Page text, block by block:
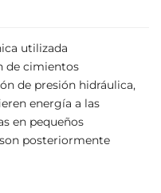
utilizada
de cimientos
de presión hidráulica,
energía a las
en pequeños
posteriormente